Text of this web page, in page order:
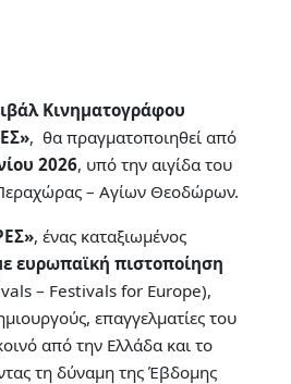
Κινηματογράφου
, θα πραγματοποιηθεί από
2026, υπό την αιγίδα του
– Αγίων Θεοδώρων.
, ένας καταξιωμένος
ευρωπαϊκή πιστοποίηση
– Festivals for Europe),
επαγγελματίες του
από την Ελλάδα και το
τη δύναμη της Έβδομης